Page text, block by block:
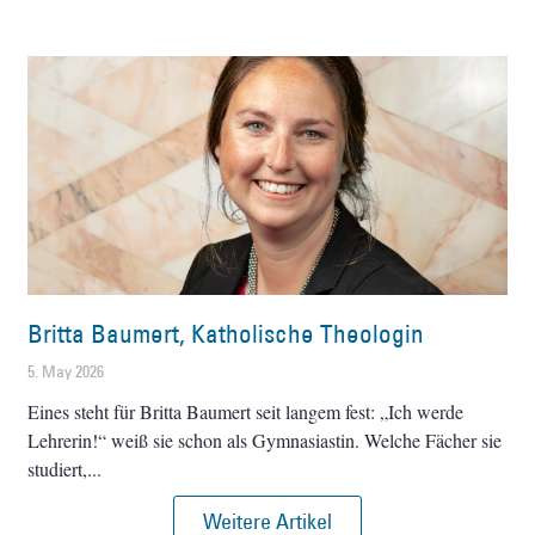
Britta Baumert, Katholische Theologin
5. May 2026
Eines steht für Britta Baumert seit langem fest: „Ich werde
Lehrerin!“ weiß sie schon als Gymnasiastin. Welche Fächer sie
studiert,
Weitere Artikel